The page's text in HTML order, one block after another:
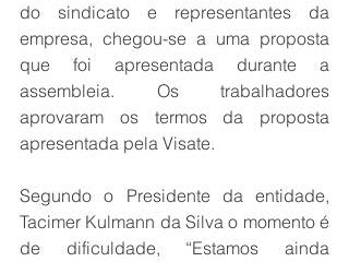
do sindicato e representantes da
empresa, chegou-se a uma proposta
que foi apresentada durante a
assembleia. Os trabalhadores
aprovaram os termos da proposta
apresentada pela Visate.
Segundo o Presidente da entidade,
Tacimer Kulmann da Silva o momento é
de dificuldade, “Estamos ainda